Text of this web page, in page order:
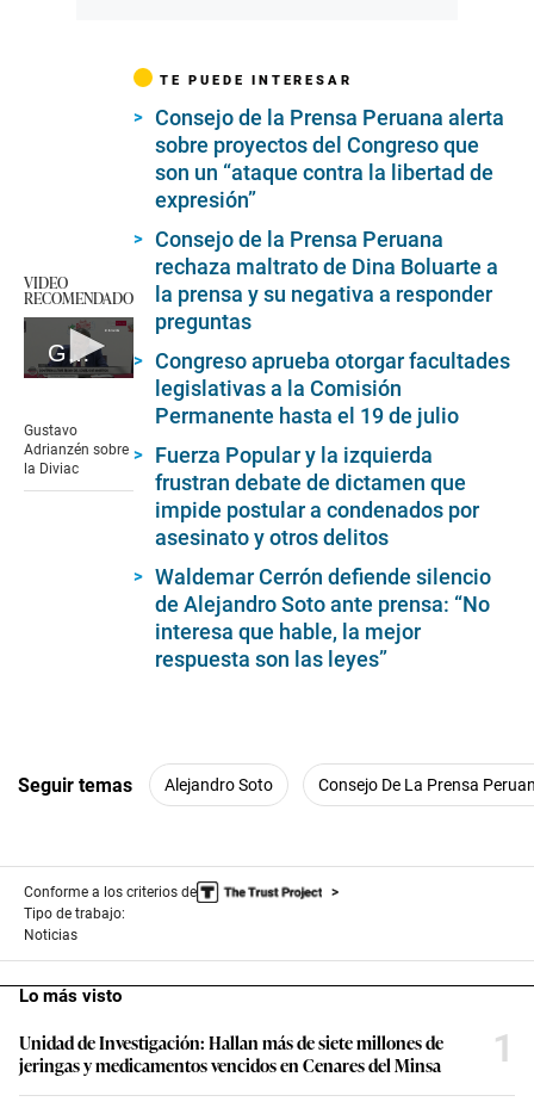
VIDEO
RECOMENDADO
Gustavo Adrianzén sobre la Diviac
of
4
minutes,
Gustavo
Adrianzén sobre
la Diviac
TE PUEDE INTERESAR
Consejo de la Prensa Peruana alerta
sobre proyectos del Congreso que
son un “ataque contra la libertad de
expresión”
Consejo de la Prensa Peruana
rechaza maltrato de Dina Boluarte a
la prensa y su negativa a responder
preguntas
Congreso aprueba otorgar facultades
legislativas a la Comisión
Permanente hasta el 19 de julio
Fuerza Popular y la izquierda
frustran debate de dictamen que
impide postular a condenados por
asesinato y otros delitos
Waldemar Cerrón defiende silencio
de Alejandro Soto ante prensa: “No
interesa que hable, la mejor
respuesta son las leyes”
Seguir temas Alejandro Soto Consejo De La Prensa
Conforme a los criterios de
Tipo de trabajo:
Noticias
Lo más visto
Unidad de Investigación: Hallan más de siete millones de
jeringas y medicamentos vencidos en Cenares del Minsa
1